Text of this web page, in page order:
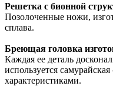
Решетка с бионной
Позолоченные ножи,
сплава.
Бреющая головка
Каждая ее деталь
используется
характеристиками.